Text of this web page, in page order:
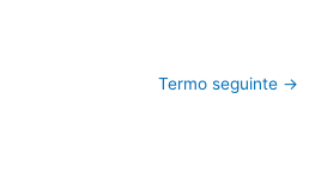
Termo seguinte →